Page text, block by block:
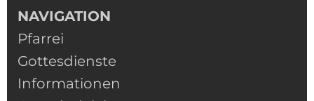
NAVIGATION
Pfarrei
Gottesdienste
Informationen